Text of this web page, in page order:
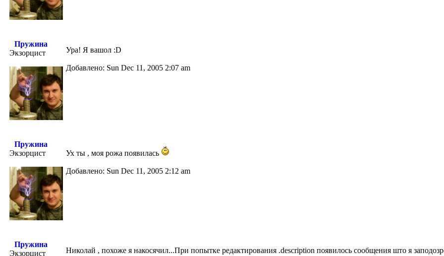
Пружина
Экзорцист
Ура! Я вашол :D
Добавлено: Sun Dec 11, 2005 2:07 am
Пружина
Экзорцист
Ух ты , моя рожа появилась
Добавлено: Sun Dec 11, 2005 2:12 am
Пружина
Экзорцист
Николай , похоже я накосячил...При попытке редактирования .description появилось сообщения што я